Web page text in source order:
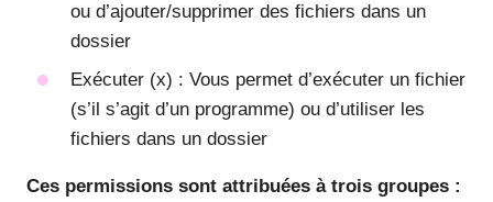
ou d’ajouter/supprimer des fichiers dans un
dossier
Exécuter (x) : Vous permet d’exécuter un fichier
(s’il s’agit d’un programme) ou d’utiliser les
fichiers dans un dossier
Ces permissions sont attribuées à trois groupes :